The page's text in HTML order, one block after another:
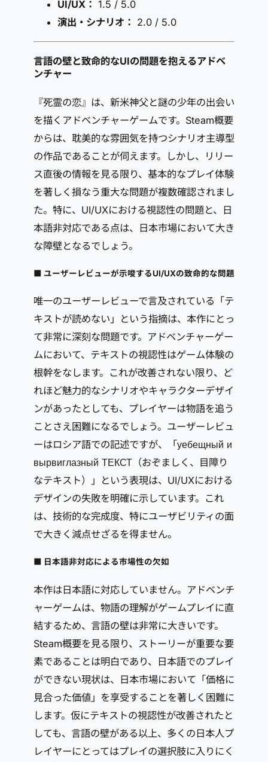
UI/UX： 1.5 / 5.0
演出・シナリオ： 2.0 / 5.0
言語の壁と致命的なUIの問題を抱えるアドベ
ンチャー
『死霊の恋』は、新米神父と謎の少年の出会い
を描くアドベンチャーゲームです。Steam概要
からは、耽美的な雰囲気を持つシナリオ主導型
の作品であることが伺えます。しかし、リリー
ス直後の情報を見る限り、基本的なプレイ体験
を著しく損なう重大な問題が複数確認されまし
た。特に、UI/UXにおける視認性の問題と、日
本語非対応である点は、日本市場において大き
な障壁となるでしょう。
■ ユーザーレビューが示唆するUI/UXの致命的な問題
唯一のユーザーレビューで言及されている「テ
キストが読めない」という指摘は、本作にとっ
て非常に深刻な問題です。アドベンチャーゲー
ムにおいて、テキストの視認性はゲーム体験の
根幹をなします。これが改善されない限り、ど
れほど魅力的なシナリオやキャラクターデザイ
ンがあったとしても、プレイヤーは物語を追う
ことさえ困難になるでしょう。ユーザーレビュ
ーはロシア語での記述ですが、「уебещный и
вырвиглазный ТЕКСТ（おぞましく、目障り
なテキスト）」という表現は、UI/UXにおける
デザインの失敗を明確に示しています。これ
は、技術的な完成度、特にユーザビリティの面
で大きく減点せざるを得ません。
■ 日本語非対応による市場性の欠如
本作は日本語に対応していません。アドベンチ
ャーゲームは、物語の理解がゲームプレイに直
結するため、言語の壁は非常に大きいです。
Steam概要を見る限り、ストーリーが重要な要
素であることは明白であり、日本語でのプレイ
ができない現状は、日本市場において「価格に
見合った価値」を享受することを著しく困難に
します。仮にテキストの視認性が改善されたと
しても、言語の壁がある以上、多くの日本人プ
レイヤーにとってはプレイの選択肢に入りにく